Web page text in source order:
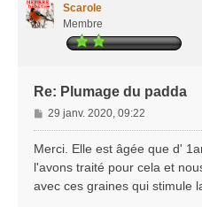
Scarole
Membre
Re: Plumage du padda
M
e
a
g
29 janv. 2020, 09:22
Merci. Elle est âgée que d'
l'avons traité pour cela et
avec ces graines qui stimule